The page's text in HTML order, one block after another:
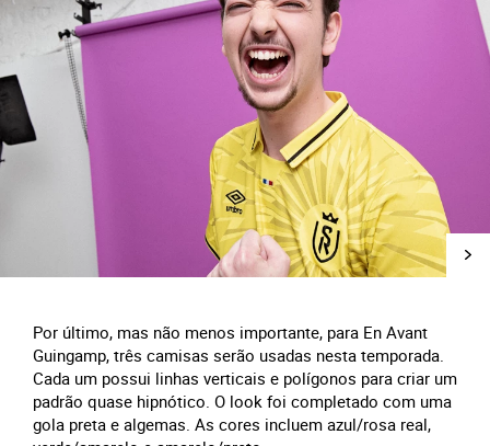
Por último, mas não menos importante, para En Avant
Guingamp, três camisas serão usadas nesta temporada.
Cada um possui linhas verticais e polígonos para criar um
padrão quase hipnótico. O look foi completado com uma
gola preta e algemas. As cores incluem azul/rosa real,